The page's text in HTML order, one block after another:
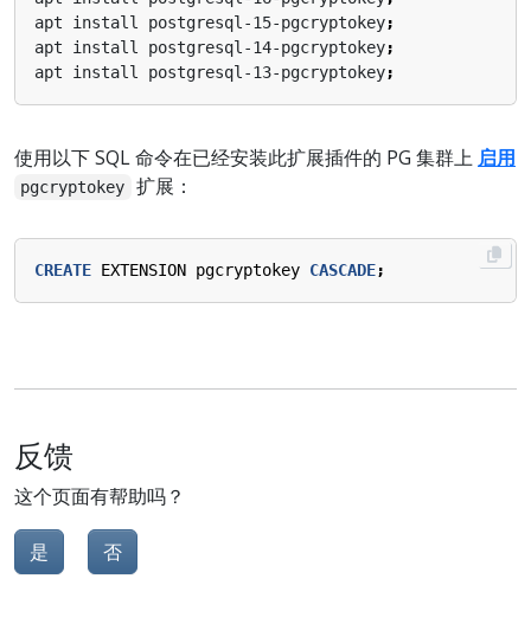
apt install postgresql-15-pgcryptokey;
apt install postgresql-14-pgcryptokey;
apt install postgresql-13-pgcryptokey;
使用以下 SQL 命令在已经安装此扩展插件的 PG 集群上 启用
pgcryptokey 扩展：
CREATE EXTENSION pgcryptokey CASCADE;
反馈
这个页面有帮助吗？
是 否